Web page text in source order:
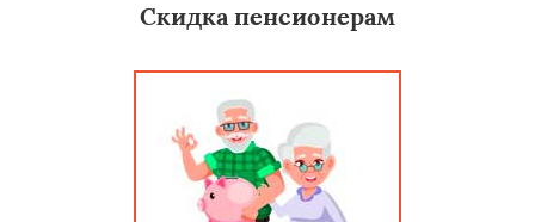
Скидка пенсионерам